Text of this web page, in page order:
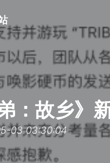
：故乡》
03 03:30:04